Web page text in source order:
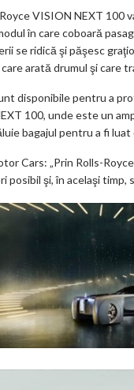
VISION NEXT 100
în care coboară
se ridică şi păşesc
arată drumul şi care
disponibile pentru a
100, unde este un
bagajul pentru a fi luat
Cars: „Prin Rolls-
şi, în acelaşi timp,